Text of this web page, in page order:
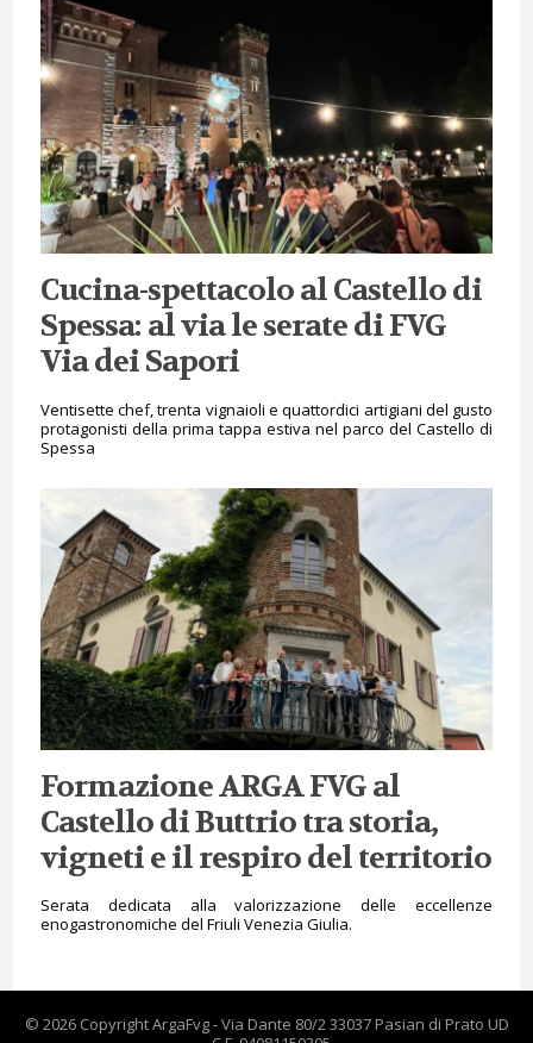
Cucina-spettacolo al Castello di
Spessa: al via le serate di FVG
Via dei Sapori
Ventisette chef, trenta vignaioli e quattordici artigiani del gusto
protagonisti della prima tappa estiva nel parco del Castello di
Spessa
Formazione ARGA FVG al
Castello di Buttrio tra storia,
vigneti e il respiro del territorio
Serata dedicata alla valorizzazione delle eccellenze
enogastronomiche del Friuli Venezia Giulia.
© 2026 Copyright ArgaFvg - Via Dante 80/2 33037 Pasian di Prato UD